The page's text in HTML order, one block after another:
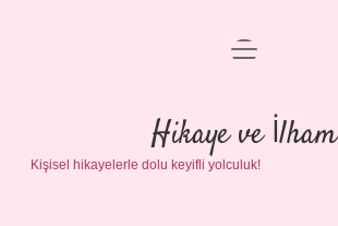
Anasayfa
Gizlilik Politikası
Yasal Uyarı
menüyü
Hikaye ve İlham
Kişisel hikayelerle dolu keyifli yolculuk!